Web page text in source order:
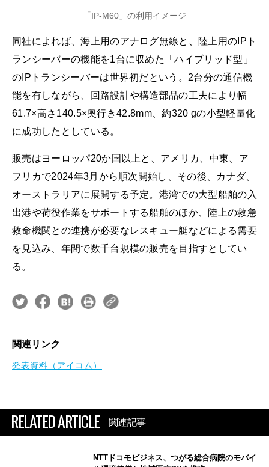
「IP-M60」の利用イメージ
同社によれば、海上用のアナログ無線と、陸上用のIPト
ランシーバーの機能を1台に収めた「ハイブリッド型」
のIPトランシーバーは世界初だという。2台分の通信機
能を有しながら、回路設計や構造部品の工夫により幅
61.7×高さ140.5×奥行き42.8mm、約320 gの小型軽量化
に成功したとしている。
販売はヨーロッパ20か国以上と、アメリカ、中東、ア
フリカで2024年3月から順次開始し、その後、カナダ、
オーストラリアに展開する予定。港湾での大型船舶の入
出港や荷役作業をサポートする船舶のほか、陸上の救急
救命機関との連携が必要なレスキュー艇などによる需要
を見込み、年間で数千台規模の販売を目指すとしてい
る。
関連リンク
発表資料（アイコム）
RELATED ARTICLE 関連記事
NTTドコモビジネス、つがる総合病院のモバイ